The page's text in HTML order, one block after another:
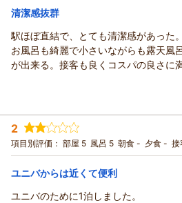
宿泊価格帯：
清潔感抜群
駅ほぼ直結で、とても清潔感があった。
お風呂も綺麗で小さいながらも露天風
が出来る。接客も良くコスパの良さに
投稿者： ナダルさん(男性/60代)
宿泊プラン： 【限定セール】［食事なし］
テイ＜大浴場あり＞
シングル 食事なし
宿泊価格帯： 5,001～6,000円(大人一人あた
2
項目別評価： 部屋 5 風呂 5 朝食 - 夕食 - 接
ユニバからは近くて便利
ユニバのために1泊しました。